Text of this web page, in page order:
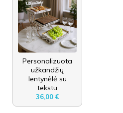
Personalizuota
užkandžių
lentynėlė su
tekstu
36,00 €